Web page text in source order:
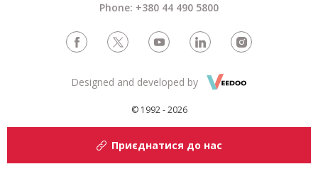
Phone: +380 44 490 5800
© 1992 - 2026
Designed and developed by
Приєднатися до нас